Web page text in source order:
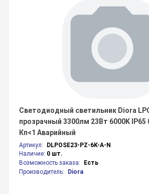
Артикул:
DLPOSE23-PZ-6K-A-N
Наличие: 0 шт.
Возможность заказа:
Есть
Производитель:
Diora
Светодиодный светильник Diora
прозрачный 3300лм 23Вт 6000K IP65
Кп<1 Аварийный